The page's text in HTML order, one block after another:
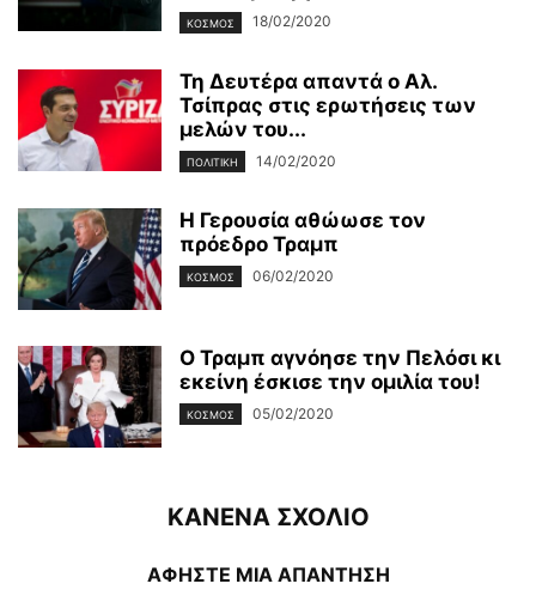
ΚΌΣΜΟΣ 18/02/2020
Τη Δευτέρα απαντά ο Αλ.
Τσίπρας στις ερωτήσεις των
μελών του...
ΠΟΛΙΤΙΚΉ 14/02/2020
Η Γερουσία αθώωσε τον
πρόεδρο Τραμπ
ΚΌΣΜΟΣ 06/02/2020
Ο Τραμπ αγνόησε την Πελόσι κι
εκείνη έσκισε την ομιλία του!
ΚΌΣΜΟΣ 05/02/2020
ΚΑΝΕΝΑ ΣΧΟΛΙΟ
ΑΦΗΣΤΕ ΜΙΑ ΑΠΑΝΤΗΣΗ